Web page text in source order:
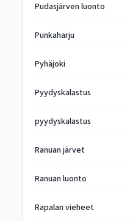
Pudasjärven luonto
Punkaharju
Pyhäjoki
Pyydyskalastus
pyydyskalastus
Ranuan järvet
Ranuan luonto
Rapalan vieheet